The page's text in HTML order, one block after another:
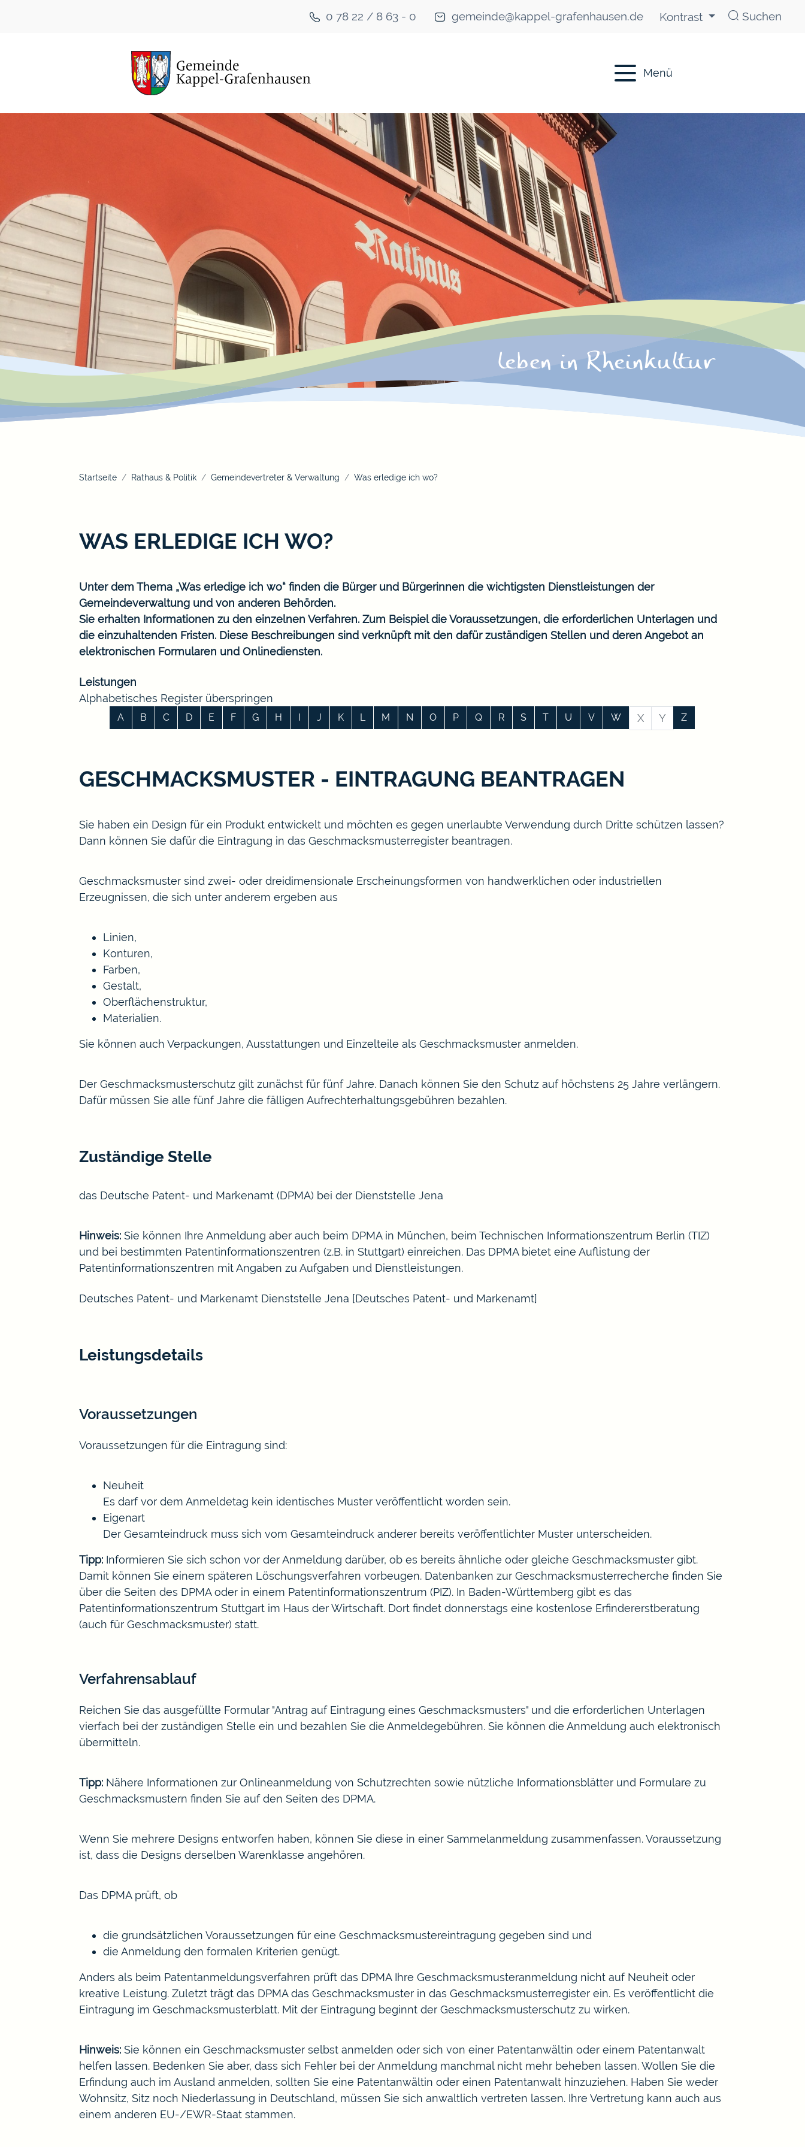
0 78 22 / 8 63 - 0 gemeinde@kappel-grafenhausen.de Kontrast Suchen
Menü
Startseite Rathaus & Politik Gemeindevertreter & Verwaltung Was erledige ich wo?
WAS ERLEDIGE ICH WO?
Unter dem Thema „Was erledige ich wo“ finden die Bürger und Bürgerinnen die wichtigsten Dienstleistungen der
Gemeindeverwaltung und von anderen Behörden.
Sie erhalten Informationen zu den einzelnen Verfahren. Zum Beispiel die Voraussetzungen, die erforderlichen Unterlagen und
die einzuhaltenden Fristen. Diese Beschreibungen sind verknüpft mit den dafür zuständigen Stellen und deren Angebot an
elektronischen Formularen und Onlinediensten.
Leistungen
Alphabetisches Register überspringen
A B C D E F G H I J K L M N O P Q R S T U V W X Y Z
GESCHMACKSMUSTER - EINTRAGUNG BEANTRAGEN
Sie haben ein Design für ein Produkt entwickelt und möchten es gegen unerlaubte Verwendung durch Dritte schützen lassen?
Dann können Sie dafür die Eintragung in das Geschmacksmusterregister beantragen.
Geschmacksmuster sind zwei- oder dreidimensionale Erscheinungsformen von handwerklichen oder industriellen
Erzeugnissen, die sich unter anderem ergeben aus
Linien,
Konturen,
Farben,
Gestalt,
Oberflächenstruktur,
Materialien.
Sie können auch Verpackungen, Ausstattungen und Einzelteile als Geschmacksmuster anmelden.
Der Geschmacksmusterschutz gilt zunächst für fünf Jahre. Danach können Sie den Schutz auf höchstens 25 Jahre verlängern.
Dafür müssen Sie alle fünf Jahre die fälligen Aufrechterhaltungsgebühren bezahlen.
Zuständige Stelle
das Deutsche Patent- und Markenamt (DPMA) bei der Dienststelle Jena
Hinweis: Sie können Ihre Anmeldung aber auch beim DPMA in München, beim Technischen Informationszentrum Berlin (TIZ)
und bei bestimmten Patentinformationszentren (z.B. in Stuttgart) einreichen. Das DPMA bietet eine Auflistung der
Patentinformationszentren mit Angaben zu Aufgaben und Dienstleistungen.
Deutsches Patent- und Markenamt Dienststelle Jena [Deutsches Patent- und Markenamt]
Leistungsdetails
Voraussetzungen
Voraussetzungen für die Eintragung sind:
Neuheit
Es darf vor dem Anmeldetag kein identisches Muster veröffentlicht worden sein.
Eigenart
Der Gesamteindruck muss sich vom Gesamteindruck anderer bereits veröffentlichter Muster unterscheiden.
Tipp: Informieren Sie sich schon vor der Anmeldung darüber, ob es bereits ähnliche oder gleiche Geschmacksmuster gibt.
Damit können Sie einem späteren Löschungsverfahren vorbeugen. Datenbanken zur Geschmacksmusterrecherche finden Sie
über die Seiten des DPMA oder in einem Patentinformationszentrum (PIZ). In Baden-Württemberg gibt es das
Patentinformationszentrum Stuttgart im Haus der Wirtschaft. Dort findet donnerstags eine kostenlose Erfindererstberatung
(auch für Geschmacksmuster) statt.
Verfahrensablauf
Reichen Sie das ausgefüllte Formular "Antrag auf Eintragung eines Geschmacksmusters" und die erforderlichen Unterlagen
vierfach bei der zuständigen Stelle ein und bezahlen Sie die Anmeldegebühren. Sie können die Anmeldung auch elektronisch
übermitteln.
Tipp: Nähere Informationen zur Onlineanmeldung von Schutzrechten sowie nützliche Informationsblätter und Formulare zu
Geschmacksmustern finden Sie auf den Seiten des DPMA.
Wenn Sie mehrere Designs entworfen haben, können Sie diese in einer Sammelanmeldung zusammenfassen. Voraussetzung
ist, dass die Designs derselben Warenklasse angehören.
Das DPMA prüft, ob
die grundsätzlichen Voraussetzungen für eine Geschmacksmustereintragung gegeben sind und
die Anmeldung den formalen Kriterien genügt.
Anders als beim Patentanmeldungsverfahren prüft das DPMA Ihre Geschmacksmusteranmeldung nicht auf Neuheit oder
kreative Leistung. Zuletzt trägt das DPMA das Geschmacksmuster in das Geschmacksmusterregister ein. Es veröffentlicht die
Eintragung im Geschmacksmusterblatt. Mit der Eintragung beginnt der Geschmacksmusterschutz zu wirken.
Hinweis: Sie können ein Geschmacksmuster selbst anmelden oder sich von einer Patentanwältin oder einem Patentanwalt
helfen lassen. Bedenken Sie aber, dass sich Fehler bei der Anmeldung manchmal nicht mehr beheben lassen. Wollen Sie die
Erfindung auch im Ausland anmelden, sollten Sie eine Patentanwältin oder einen Patentanwalt hinzuziehen. Haben Sie weder
Wohnsitz, Sitz noch Niederlassung in Deutschland, müssen Sie sich anwaltlich vertreten lassen. Ihre Vertretung kann auch aus
einem anderen EU-/EWR-Staat stammen.